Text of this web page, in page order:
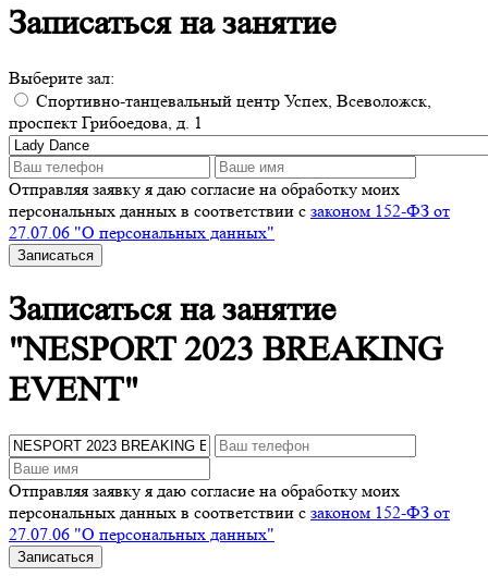
Записаться на занятие
Выберите зал:
Спортивно-танцевальный центр Успех, Всеволожск,
проспект Грибоедова, д. 1
Отправляя заявку я даю согласие на обработку моих
персональных данных в соответствии с законом 152-ФЗ от
27.07.06 "О персональных данных"
Записаться
Записаться на занятие
"NESPORT 2023 BREAKING
EVENT"
Отправляя заявку я даю согласие на обработку моих
персональных данных в соответствии с законом 152-ФЗ от
27.07.06 "О персональных данных"
Записаться